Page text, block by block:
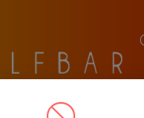
ELF BAR RAYA D3 25000